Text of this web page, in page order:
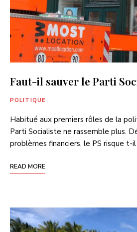
Faut-il sauver le Parti
POLITIQUE
Habitué aux premiers rôles de la
Parti Socialiste ne rassemble plus.
problèmes financiers, le PS risque t-
READ MORE